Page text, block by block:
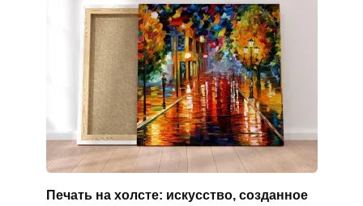
Печать на холсте: искусство, созданное